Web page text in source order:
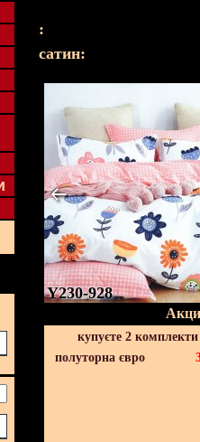
:
cатин:
Y230-928
купуєте 2
полуторна євро